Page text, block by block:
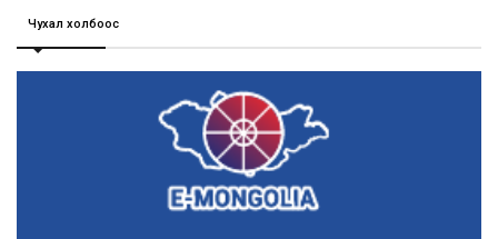
Чухал холбоос